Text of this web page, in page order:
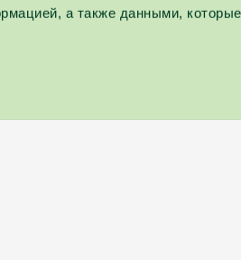
а также данными,